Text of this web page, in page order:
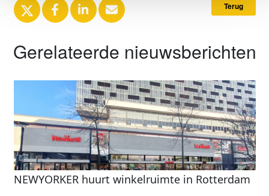
Terug
Gerelateerde nieuwsberichten
NEWYORKER huurt winkelruimte in Rotterdam